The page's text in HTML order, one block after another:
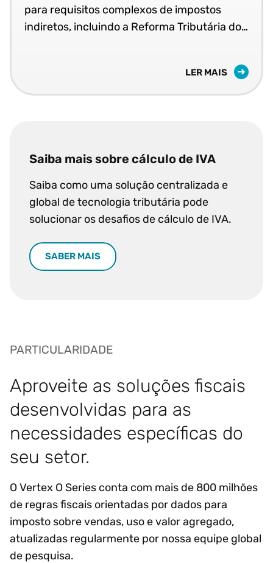
para requisitos complexos de impostos
indiretos, incluindo a Reforma Tributária do
LER MAIS
Saiba mais sobre cálculo de IVA
Saiba como uma solução centralizada e
global de tecnologia tributária pode
solucionar os desafios de cálculo de IVA.
SABER MAIS
PARTICULARIDADE
Aproveite as soluções fiscais
desenvolvidas para as
necessidades específicas do
seu setor.
O Vertex O Series conta com mais de 800 milhões
de regras fiscais orientadas por dados para
imposto sobre vendas, uso e valor agregado,
atualizadas regularmente por nossa equipe global
de pesquisa.